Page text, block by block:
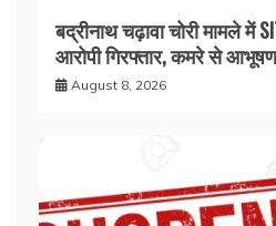
बद्रीनाथ चढ़ावा चोरी मामले में
आरोपी गिरफ्तार, कमरे से
August 8, 2026